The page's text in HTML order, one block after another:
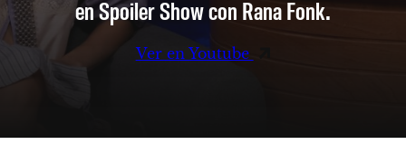
en Spoiler Show con Rana Fonk.
Ver en Youtube